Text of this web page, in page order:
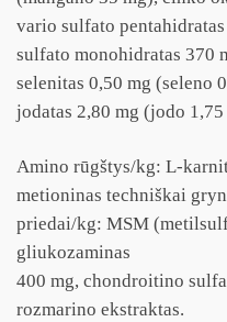
vario sulfato
sulfato monohidratas 370
selenitas 0,50 mg (seleno
jodatas 2,80 mg (jodo 1,75
Amino rūgštys/kg: L-
metioninas techniškai
priedai/kg: MSM
gliukozaminas
400 mg, chondroitino
rozmarino ekstraktas.